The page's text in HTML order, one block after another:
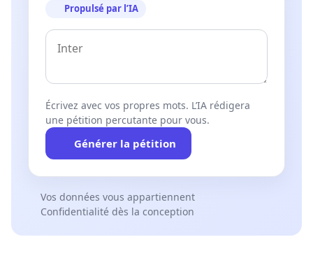
Propulsé par l’IA
Écrivez avec vos propres mots. L’IA rédigera
une pétition percutante pour vous.
Générer la pétition
Vos données vous appartiennent
Confidentialité dès la conception